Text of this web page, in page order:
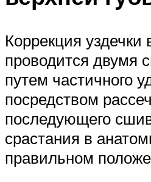
Коррекция уздечки
проводится двумя
путем частичного
посредством
последующего
срастания в
правильном